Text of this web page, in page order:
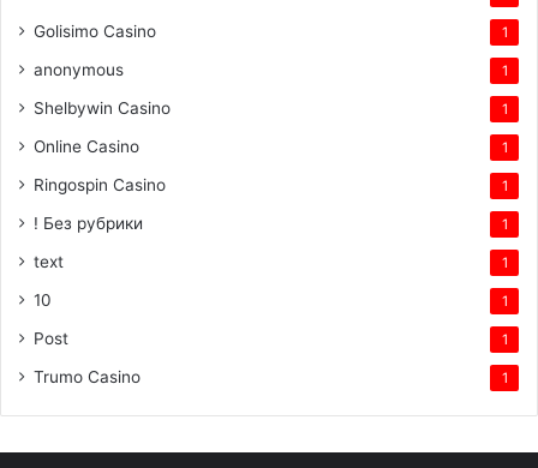
Golisimo Casino 1
anonymous 1
Shelbywin Casino 1
Online Casino 1
Ringospin Casino 1
! Без рубрики 1
text 1
10 1
Post 1
Trumo Casino 1